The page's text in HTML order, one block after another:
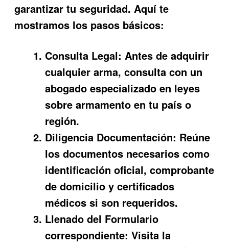
garantizar tu seguridad. Aquí te
mostramos los pasos básicos:
Consulta Legal: Antes de adquirir
cualquier arma, consulta con un
abogado especializado en leyes
sobre armamento en tu país o
región.
Diligencia Documentación: Reúne
los documentos necesarios como
identificación oficial, comprobante
de domicilio y certificados
médicos si son requeridos.
Llenado del Formulario
correspondiente: Visita la